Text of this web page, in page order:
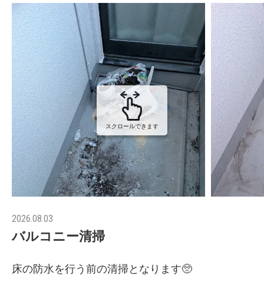
スクロールできます
2026.08.03
バルコニー清掃
床の防水を行う前の清掃となります🥺